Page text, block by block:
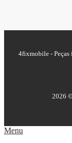
4fixmobile - Peças
2026
Menu